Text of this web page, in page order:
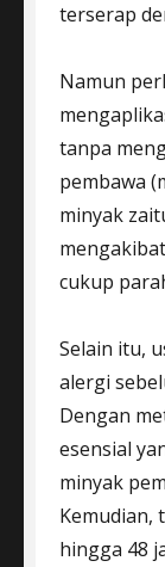
terserap
Namun
tanpa
pembawa
minyak
cukup
Selain itu,
alergi
Dengan
esensial
minyak
Kemudian,
hingga 48